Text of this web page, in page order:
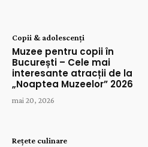
Copii & adolescenți
Muzee pentru copii în
București – Cele mai
interesante atracții de la
„Noaptea Muzeelor” 2026
mai 20, 2026
Rețete culinare